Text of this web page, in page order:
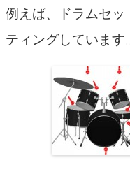
例えば、ドラムセッ
ティングしています